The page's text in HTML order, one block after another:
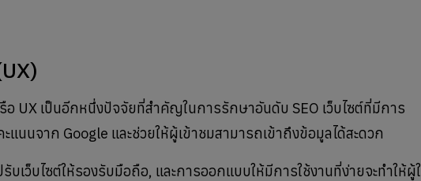
อ UX เป็นอีกหนึ่งปัจจัยที่สำคัญในการรักษาอันดับ SEO เว็บไซต์ที่มีการ
แนนจาก Google และช่วยให้ผู้เข้าชมสามารถเข้าถึงข้อมูลได้สะดวก
บเว็บไซต์ให้รองรับมือถือ, และการออกแบบให้มีการใช้งานที่ง่ายจะทำให้ผู้